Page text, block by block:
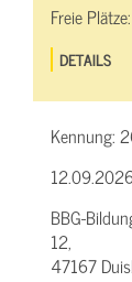
Freie Plätze:
DETAILS
Kennung:
12.09.2026
BBG-
12,
47167